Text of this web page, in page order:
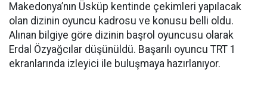
Makedonya’nın Üsküp kentinde çekimleri yapılacak
olan dizinin oyuncu kadrosu ve konusu belli oldu.
Alınan bilgiye göre dizinin başrol oyuncusu olarak
Erdal Özyağcılar düşünüldü. Başarılı oyuncu TRT 1
ekranlarında izleyici ile buluşmaya hazırlanıyor.